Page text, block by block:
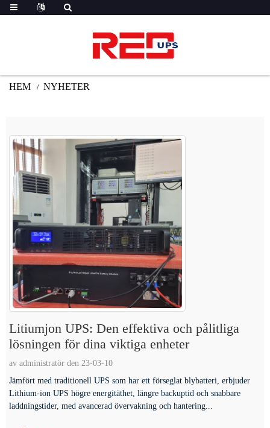
HEM NYHETER
Litiumjon UPS: Den effektiva och pålitliga
lösningen för dina viktiga enheter
av administratör den 23-03-10
Jämfört med traditionell UPS som har ett förseglat blybatteri, erbjuder
Lithium-ion UPS högre energitäthet, längre backuptid och snabbare
laddningstider, med avancerad övervakning och hantering...